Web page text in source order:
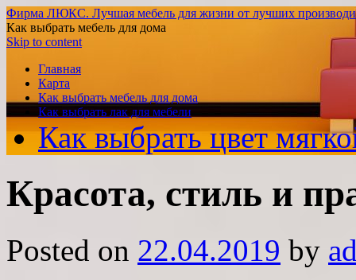
Фирма ЛЮКС. Лучшая мебель для жизни от лучших
Как выбрать мебель для дома
Skip to content
Главная
Карта
Как выбрать мебель для дома
Как выбрать лак для мебели
Как выбрать цвет
Красота, стиль и
Posted on 22.04.2019 by